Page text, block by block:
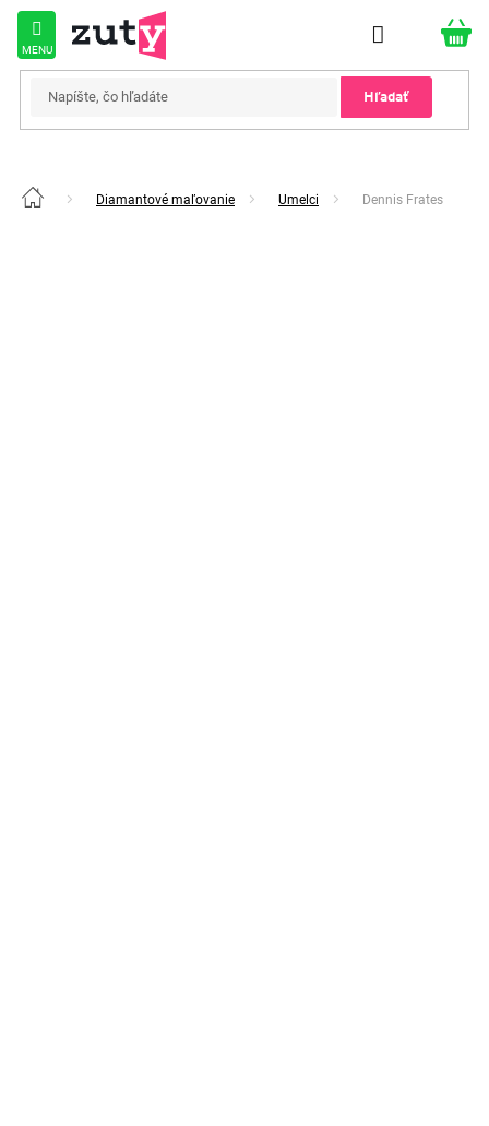
Prejsť
obsah
Hľadať
Domov Diamantové maľovanie Umelci Dennis Frates